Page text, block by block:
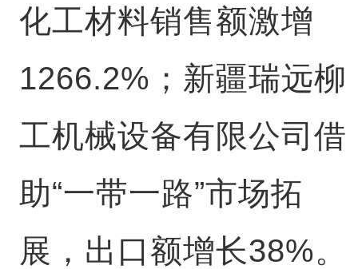
化工材料销售额激增
1266.2%；新疆瑞远柳
工机械设备有限公司借
助“一带一路”市场拓
展，出口额增长38%。